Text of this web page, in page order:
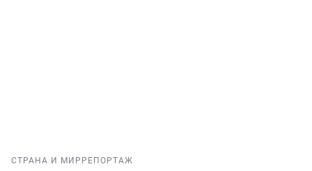
СТРАНА И МИР РЕПОРТАЖ